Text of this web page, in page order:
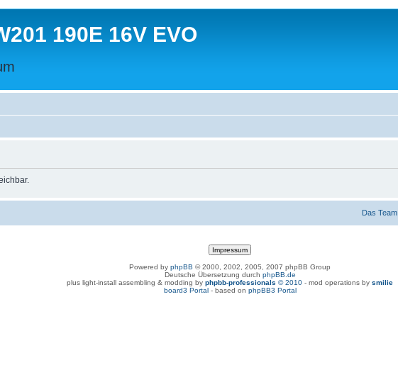
190E 16V EVO
Das Team
Powered by phpBB © 2000, 2002, 2005, 2007 phpBB Group
Deutsche Übersetzung durch phpBB.de
plus light-install assembling & modding by phpbb-professionals © 2010 - mod operations by smilie
board3 Portal- based on phpBB3 Portal